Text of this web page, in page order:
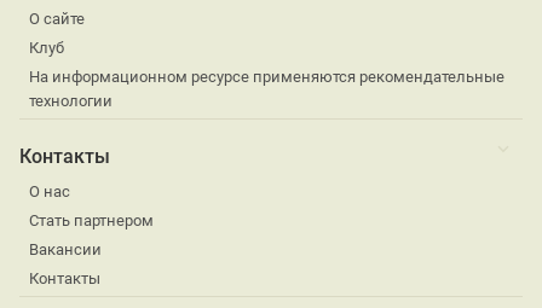
О сайте
Клуб
На информационном ресурсе применяются рекомендательные
технологии
Контакты
О нас
Стать партнером
Вакансии
Контакты